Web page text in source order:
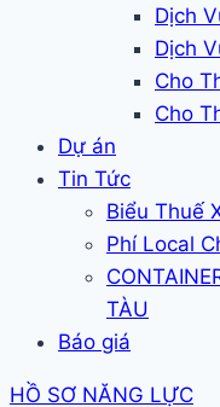
Dịch
Dịch
Cho
Cho
Dự án
Tin Tức
Biểu Thuế
Phí Local
TÀU
Báo giá
HỒ SƠ NĂNG LỰC